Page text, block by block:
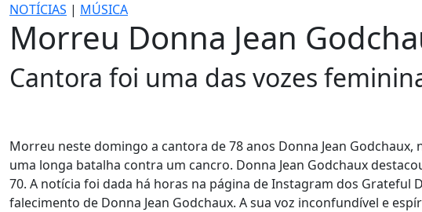
NOTÍCIAS | MÚSICA
Morreu Donna Jean
Cantora foi uma das vozes
Morreu neste domingo a cantora de 78 anos Donna Jean
uma longa batalha contra um cancro. Donna Jean Godchaux
70. A notícia foi dada há horas na página de Instagram dos Grateful
falecimento de Donna Jean Godchaux. A sua voz inconfundível e